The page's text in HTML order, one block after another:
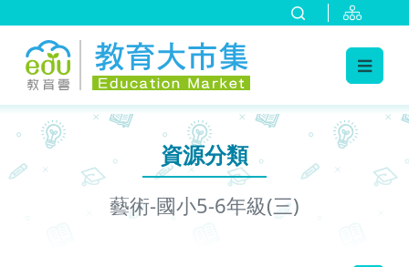
資源分類
藝術-國小5-6年級(三)